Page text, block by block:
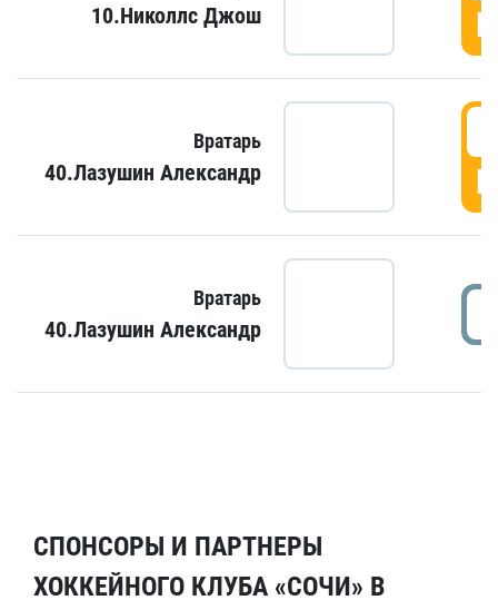
10.Николлс Джош
Вратарь
40.Лазушин Александр
Вратарь
40.Лазушин Александр
СПОНСОРЫ И ПАРТНЕРЫ
ХОККЕЙНОГО КЛУБА «СОЧИ» В